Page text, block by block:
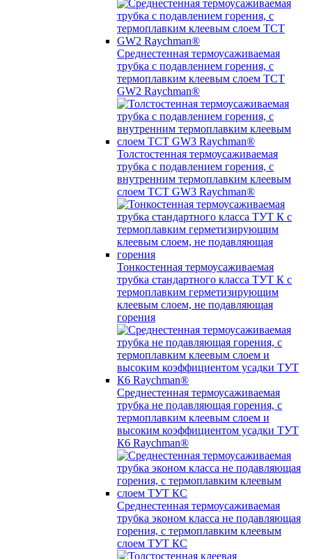
Среднестенная термоусаживаемая
трубка c подавлением горения, с
термоплавким клеевым слоем TCT
GW2 Raychman®
Толстостенная термоусаживаемая
трубка c подавлением горения, с
внутренним термоплавким клеевым
слоем TCT GW3 Raychman®
Тонкостенная термоусаживаемая
трубка стандартного класса ТУТ К с
термоплавким герметизирующим
клеевым слоем, не подавляющая
горения
Среднестенная термоусаживаемая
трубка не подавляющая горения, с
термоплавким клеевым слоем и
высоким коэффициентом усадки ТУТ
К6 Raychman®
Среднестенная термоусаживаемая
трубка эконом класса не подавляющая
горения, с термоплавким клеевым
слоем ТУТ КС